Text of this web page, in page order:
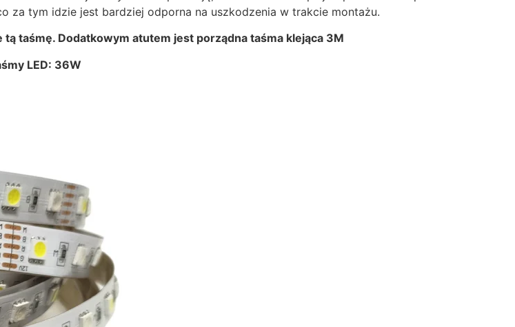
za tym idzie jest bardziej odporna na uszkodzenia w trakcie montażu.
tą taśmę. Dodatkowym atutem jest porządna taśma klejąca 3M
LED: 36W